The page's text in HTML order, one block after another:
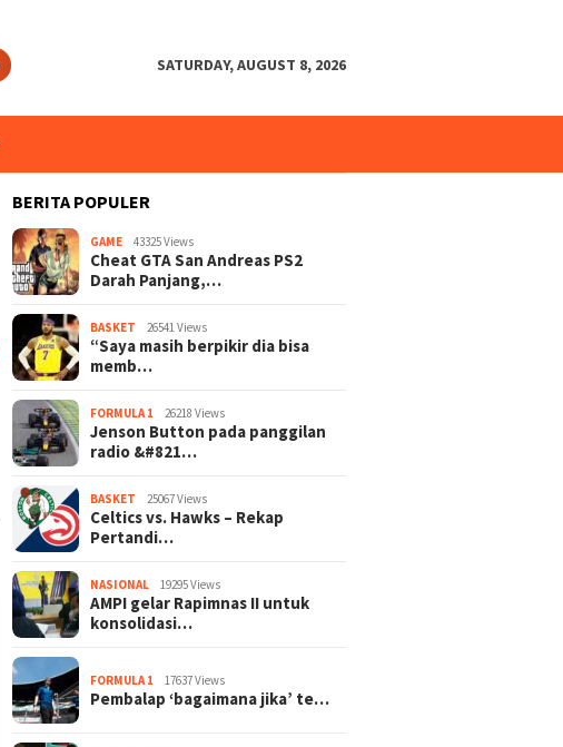
SATURDAY, AUGUST 8, 2026
BERITA POPULER
GAME 43325 Views
Cheat GTA San Andreas PS2
Darah Panjang,…
BASKET 26541 Views
“Saya masih berpikir dia bisa
memb…
FORMULA 1 26218 Views
Jenson Button pada panggilan
radio &#821…
BASKET 25067 Views
Celtics vs. Hawks – Rekap
Pertandi…
NASIONAL 19295 Views
AMPI gelar Rapimnas II untuk
konsolidasi…
FORMULA 1 17637 Views
Pembalap ‘bagaimana jika’ te…